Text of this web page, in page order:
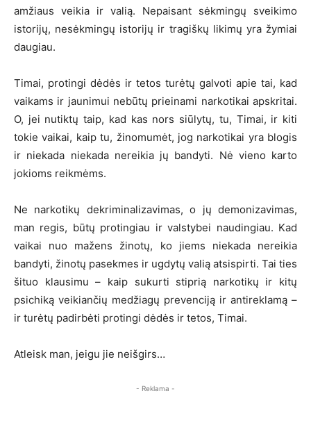
amžiaus veikia ir valią. Nepaisant sėkmingų sveikimo
istorijų, nesėkmingų istorijų ir tragiškų likimų yra žymiai
daugiau.
Timai, protingi dėdės ir tetos turėtų galvoti apie tai, kad
vaikams ir jaunimui nebūtų prieinami narkotikai apskritai.
O, jei nutiktų taip, kad kas nors siūlytų, tu, Timai, ir kiti
tokie vaikai, kaip tu, žinomumėt, jog narkotikai yra blogis
ir niekada niekada nereikia jų bandyti. Nė vieno karto
jokioms reikmėms.
Ne narkotikų dekriminalizavimas, o jų demonizavimas,
man regis, būtų protingiau ir valstybei naudingiau. Kad
vaikai nuo mažens žinotų, ko jiems niekada nereikia
bandyti, žinotų pasekmes ir ugdytų valią atsispirti. Tai ties
šituo klausimu – kaip sukurti stiprią narkotikų ir kitų
psichiką veikiančių medžiagų prevenciją ir antireklamą –
ir turėtų padirbėti protingi dėdės ir tetos, Timai.
Atleisk man, jeigu jie neišgirs…
- Reklama -